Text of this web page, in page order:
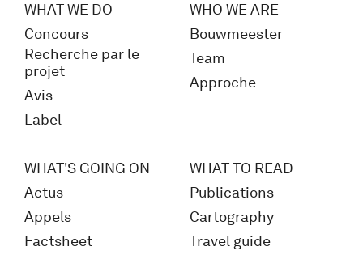
WHAT WE DO
Concours
Recherche par le
projet
Avis
Label
WHO WE ARE
Bouwmeester
Team
Approche
WHAT'S GOING ON
Actus
Appels
Factsheet
WHAT TO READ
Publications
Cartography
Travel guide